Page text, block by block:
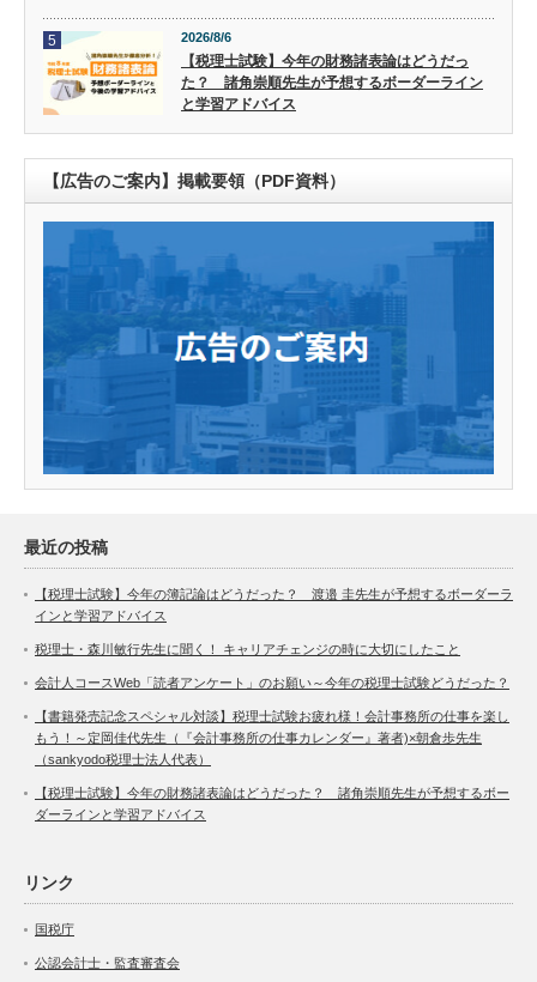
5 2026/8/6
【税理士試験】今年の財務諸表論はどうだっ
た？ 諸角崇順先生が予想するボーダーライン
と学習アドバイス
【広告のご案内】掲載要領（PDF資料）
最近の投稿
【税理士試験】今年の簿記論はどうだった？ 渡邉 圭先生が予想するボーダーラ
インと学習アドバイス
税理士・森川敏行先生に聞く！ キャリアチェンジの時に大切にしたこと
会計人コースWeb「読者アンケート」のお願い～今年の税理士試験どうだった？
【書籍発売記念スペシャル対談】税理士試験お疲れ様！会計事務所の仕事を楽し
もう！～定岡佳代先生（『会計事務所の仕事カレンダー』著者)×朝倉歩先生
（sankyodo税理士法人代表）
【税理士試験】今年の財務諸表論はどうだった？ 諸角崇順先生が予想するボー
ダーラインと学習アドバイス
リンク
国税庁
公認会計士・監査審査会